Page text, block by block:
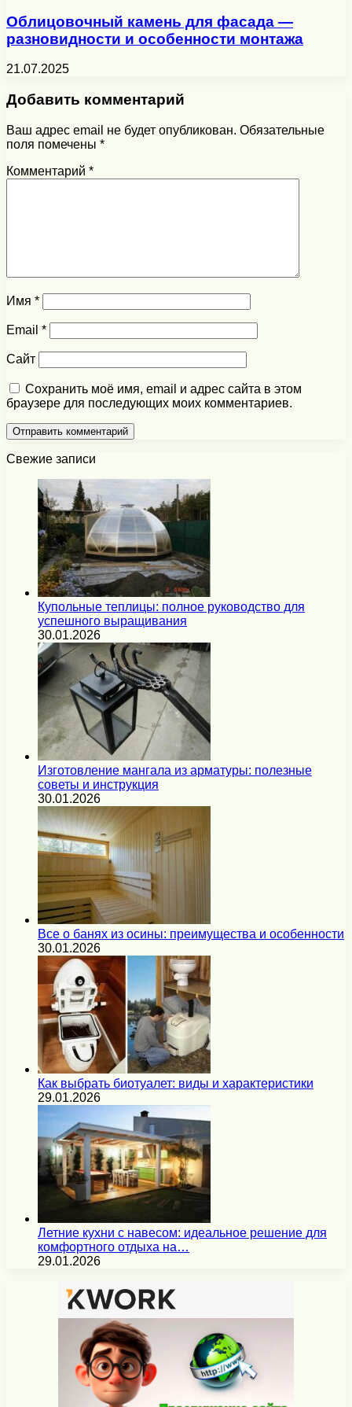
Облицовочный камень для фасада —
разновидности и особенности монтажа
21.07.2025
Добавить комментарий
Ваш адрес email не будет опубликован. Обязательные
поля помечены *
Комментарий *
Имя *
Email *
Сайт
Сохранить моё имя, email и адрес сайта в этом
браузере для последующих моих комментариев.
Свежие записи
Купольные теплицы: полное руководство для
успешного выращивания
30.01.2026
Изготовление мангала из арматуры: полезные
советы и инструкция
30.01.2026
Все о банях из осины: преимущества и особенности
30.01.2026
Как выбрать биотуалет: виды и характеристики
29.01.2026
Летние кухни с навесом: идеальное решение для
комфортного отдыха на…
29.01.2026